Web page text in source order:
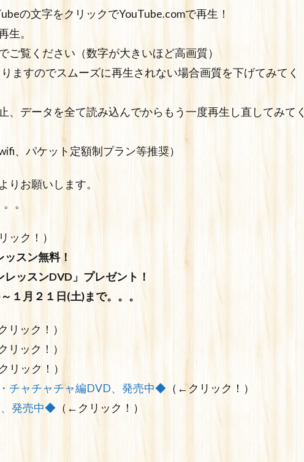
の文字をクリックでYouTube.comで再生！
生。
覧ください（数字が大きいほど高画質）
ますのでスムーズに再生されない場合画質を下げてみてく
データを全て読み込んでからもう一度再生し直してみてく
、パケット定額制プラン等推奨）
りお願いします。
。
ック！）
スン無料！
ッスンDVD」プレゼント！
１月２１日(土)まで。。。
リック！）
リック！）
リック！）
チャチャチャ編DVD、発売中◆ （←クリック！）
発売中◆ （←クリック！）